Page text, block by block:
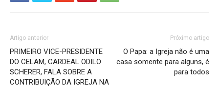
Artigo anterior
PRIMEIRO VICE-PRESIDENTE
DO CELAM, CARDEAL ODILO
SCHERER, FALA SOBRE A
CONTRIBUIÇÃO DA IGREJA NA
Próximo artigo
O Papa: a Igreja não é uma
casa somente para alguns, é
para todos